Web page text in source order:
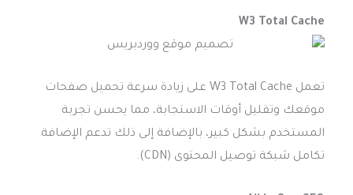
W3 Total Cache
تعمل W3 Total Cache على زيادة سرعة تحميل صفحات
موقعك وتقليل أوقات الاستجابة، مما يحسن تجربة
المستخدم بشكل كبير، بالإضافة إلى ذلك تدعم الإضافة
تكامل شبكة توصيل المحتوى (CDN).